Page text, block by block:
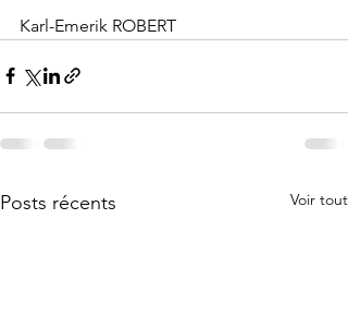
Karl-Emerik ROBERT
Posts récents Voir tout